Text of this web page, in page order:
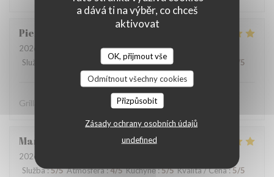
a dává ti na výběr, co chceš
aktivovat
OK, přijmout vše
Odmítnout všechny cookies
Přizpůsobit
Zásady ochrany osobních údajů
undefined
Pierre
2026-07-31
- 19:30 - Hosté 8
Služba
Atmosféra:5/5 Kuchyně:5/5 /5
Grillades à recommander
Martine
2026-08-01
Služba:5/5 Atmosféra:4/5 Kuchyně:5/5 Kvalita / Cena:5/5